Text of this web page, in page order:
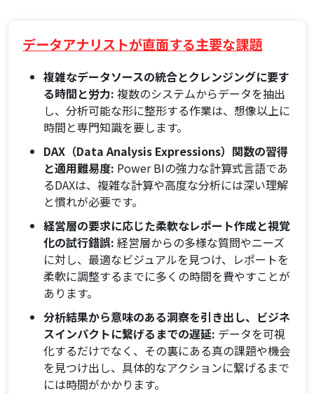
データアナリストが直面する主要な課題
複雑なデータソースの統合とクレンジングに要す
る時間と労力: 複数のシステムからデータを抽出
し、分析可能な形に整形する作業は、想像以上に
時間と専門知識を要します。
DAX（Data Analysis Expressions）関数の習得
と適用難易度: Power BIの強力な計算式言語であ
るDAXは、複雑な計算や高度な分析には深い理解
と慣れが必要です。
経営層の要求に応じた柔軟なレポート作成と視覚
化の試行錯誤: 経営層からの多様な質問やニーズ
に対し、最適なビジュアルを見つけ、レポートを
柔軟に調整するまでに多くの時間を費やすことが
あります。
分析結果から意味のある洞察を引き出し、ビジネ
スインパクトに繋げるまでの遅延: データを可視
化するだけでなく、その裏にある真の課題や機会
を見つけ出し、具体的なアクションに繋げるまで
には時間がかかります。